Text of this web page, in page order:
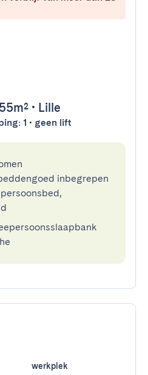
• Lille
1 • geen lift
inbegrepen
werkplek